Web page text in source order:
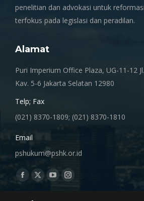
penelitian dan advokasi untuk
terfokus pada legislasi dan peradilan.
Alamat
Puri Imperium Office Plaza, UG-11-12
Kav. 5-6 Jakarta Selatan 12980
Telp; Fax
(021) 8370-1809; (021) 8370-1810
Email
pshukum@pshk.or.id
Find us on:
Facebook
X
YouTubeInstagram